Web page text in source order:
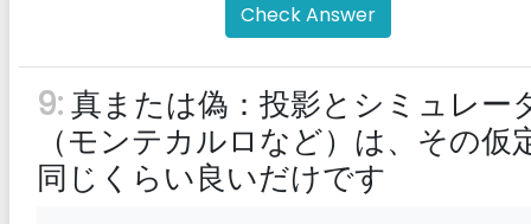
Check Answer
9:真または偽：投影とシミュレー
（モンテカルロなど）は、その仮
同じくらい良いだけです